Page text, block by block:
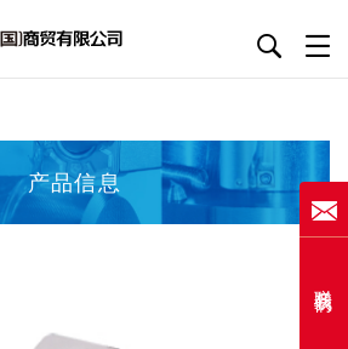
产品信息